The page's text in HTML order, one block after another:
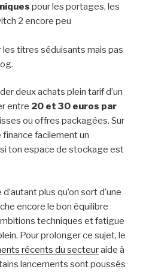
pour les portages, les
2 encore peu
les titres séduisants mais pas
deux achats plein tarif d’un
entre 20 et 30 euros par
ou offres packagées. Sur
facilement un
ton espace de stockage est
plus qu’on sort d’une
encore le bon équilibre
techniques et fatigue
Pour prolonger ce sujet, le
récents du secteuraide à
lancements sont poussés